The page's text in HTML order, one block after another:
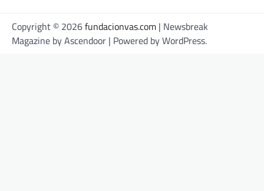
Copyright © 2026fundacionvas.com | Newsbreak
Magazine byAscendoor | Powered byWordPress.